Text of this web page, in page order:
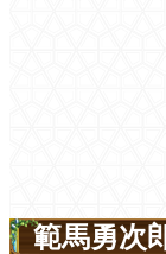
範馬勇次